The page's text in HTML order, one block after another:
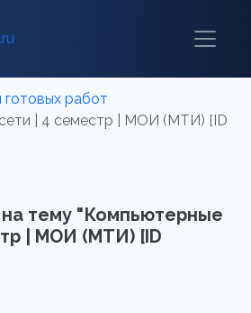
готовых работ
| 4 семестр | МОИ (МТИ) [ID
тему "Компьютерные
| МОИ (МТИ) [ID